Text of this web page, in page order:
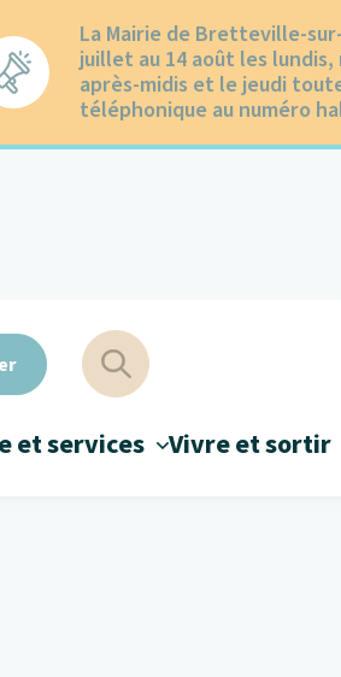
La Mairie de Bretteville-
juillet au 14 août les
après-midis et le jeudi
téléphonique au numéro
et services Vivre et sortir